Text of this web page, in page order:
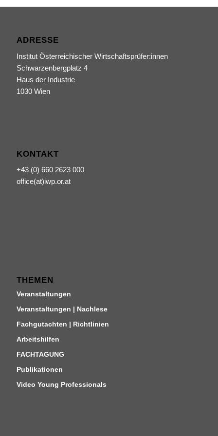
ADRESSE
Institut Österreichischer Wirtschaftsprüfer:innen
Schwarzenbergplatz 4
Haus der Industrie
1030 Wien
KONTAKT
+43 (0) 660 2623 000
office(at)iwp.or.at
THEMEN
Veranstaltungen
Veranstaltungen | Nachlese
Fachgutachten | Richtlinien
Arbeitshilfen
FACHTAGUNG
Publikationen
Video Young Professionals